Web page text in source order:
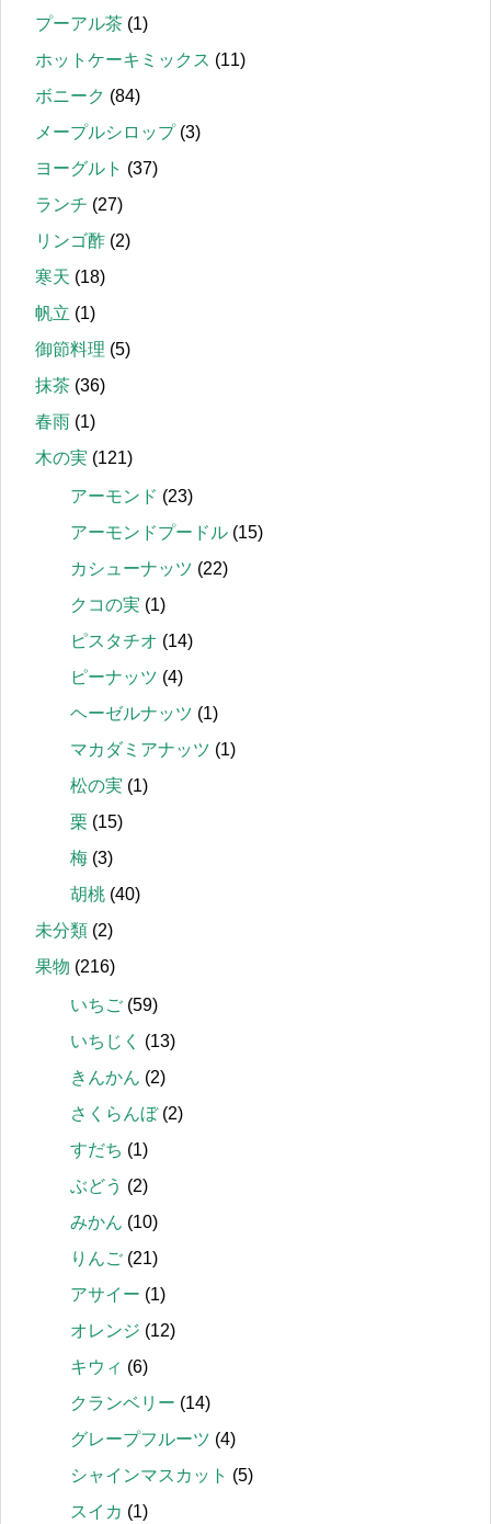
プーアル茶 (1)
ホットケーキミックス (11)
ボニーク (84)
メープルシロップ(3)
ヨーグルト (37)
ランチ (27)
リンゴ酢 (2)
寒天 (18)
帆立 (1)
御節料理 (5)
抹茶 (36)
春雨 (1)
木の実 (121)
アーモンド (23)
アーモンドプードル (15)
カシューナッツ (22)
クコの実 (1)
ピスタチオ (14)
ピーナッツ (4)
ヘーゼルナッツ (1)
マカダミアナッツ (1)
松の実 (1)
栗 (15)
梅 (3)
胡桃 (40)
未分類 (2)
果物 (216)
いちご (59)
いちじく
(13)
きんかん (2)
さくらんぼ(2)
すだち (1)
ぶどう (2)
みかん (10)
りんご (21)
アサイー (1)
オレンジ (12)
キウィ (6)
クランベリー (14)
グレープフルーツ (4)
シャインマスカット (5)
スイカ (1)